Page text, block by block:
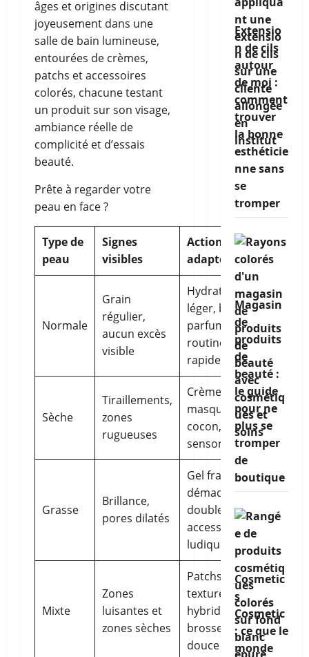
Prête à regarder votre
peau en face ?
Type de
peau
Signes
visibles
Actions fun
adaptées
Normale
Grain
régulier,
aucun excès
visible
Hydratant
léger, brume
parfumée,
routine
rapide
Sèche
Tiraillements,
zones
rugueuses
Crème riche,
masque
cocon, huile
sensorielle
Grasse
Brillance,
pores dilatés
Gel frais,
démaquillage
double,
accessoires
ludiques
Mixte
Zones
luisantes et
zones sèches
Patchs ciblés,
textures
hybrides,
brosse
douce
Extensio
n de cils
autour
de moi :
comment
trouver
la bonne
esthéticie
nne sans
se
tromper
Magasin
de
produits
de
beauté :
le guide
pour ne
plus se
tromper
de
boutique
Cosmetic
s
Cosmetic
: ce que le
monde